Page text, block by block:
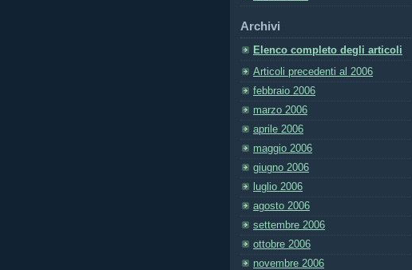
Archivi
Elenco completo degli articoli
Articoli precedenti al 2006
febbraio 2006
marzo 2006
aprile 2006
maggio 2006
giugno 2006
luglio 2006
agosto 2006
settembre 2006
ottobre 2006
novembre 2006